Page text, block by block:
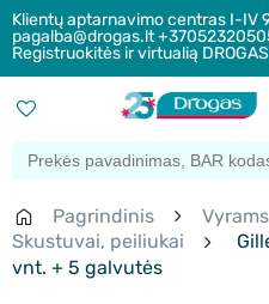
Klientų aptarnavimo centras I-IV
pagalba@drogas.lt
Registruokitės ir virtualią
Pagrindinis Vyrams
Skustuvai, peiliukai
vnt. + 5 galvutės